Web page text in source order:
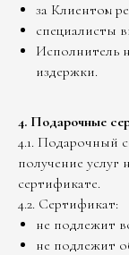
за Клиентом
специалисты
Исполнитель
издержки.
4. Подарочные
4.1. Подарочный
получение услуг
сертификате.
4.2. Сертификат:
не подлежит
не подлежит